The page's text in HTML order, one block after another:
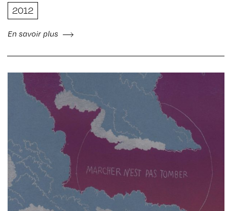
2012
En savoir plus